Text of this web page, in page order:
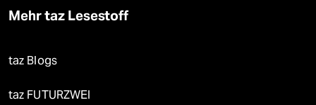
Mehr taz Lesestoff
taz Blogs
taz FUTURZWEI